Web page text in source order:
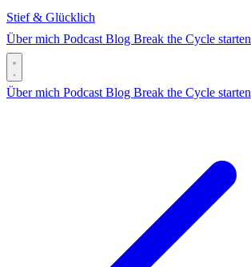
Stief & Glücklich
Über mich Podcast Blog Break the Cycle starten
Über mich Podcast Blog Break the Cycle starten